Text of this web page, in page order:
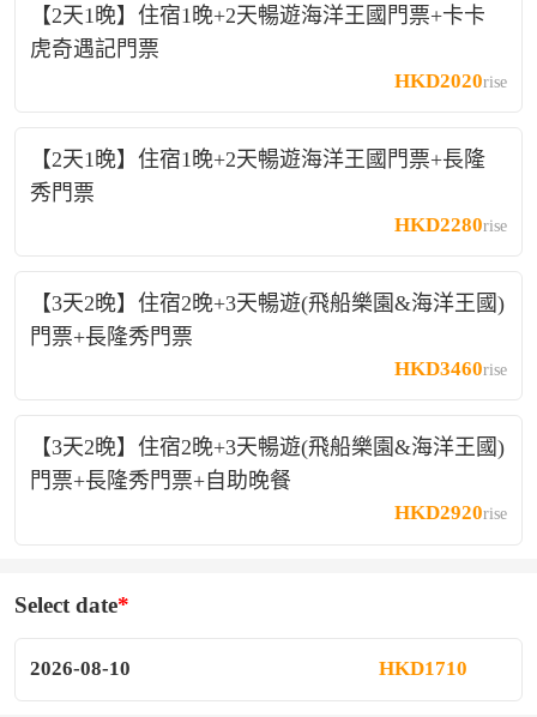
【2天1晚】住宿1晚+2天暢遊海洋王國門票+卡卡
虎奇遇記門票
HKD2020rise
【2天1晚】住宿1晚+2天暢遊海洋王國門票+長隆
秀門票
HKD2280rise
【3天2晚】住宿2晚+3天暢遊(飛船樂園&海洋王國)
門票+長隆秀門票
HKD3460rise
【3天2晚】住宿2晚+3天暢遊(飛船樂園&海洋王國)
門票+長隆秀門票+自助晚餐
HKD2920rise
Select date
2026-08-10 HKD1710